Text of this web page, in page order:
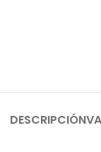
DESCRIPCIÓN